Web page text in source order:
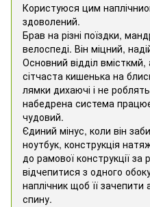
Користуюся цим
здоволений.
Брав на різні поїздки,
велоспеді. Він міцний,
Основний відділ
сітчаста кишенька на
лямки дихаючі і не
набедрена система
чудовий.
Єдиний мінус, коли він
ноутбук, конструкція
до рамової конструкції
відчепитися з одного
наплічник щоб її
спину.